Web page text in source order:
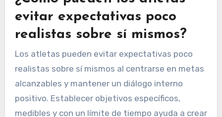
evitar expectativas poco
realistas sobre sí mismos?
Los atletas pueden evitar expectativas poco
realistas sobre sí mismos al centrarse en metas
alcanzables y mantener un diálogo interno
positivo. Establecer objetivos específicos,
medibles y con un límite de tiempo ayuda a crear